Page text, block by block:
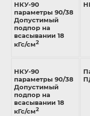
НКУ-90
параметры 90/38
Допустимый
подпор на
всасывании 18
кГс/см2
НКУ-90
параметры 90/38
Допустимый
подпор на
всасывании 18
кГс/см2